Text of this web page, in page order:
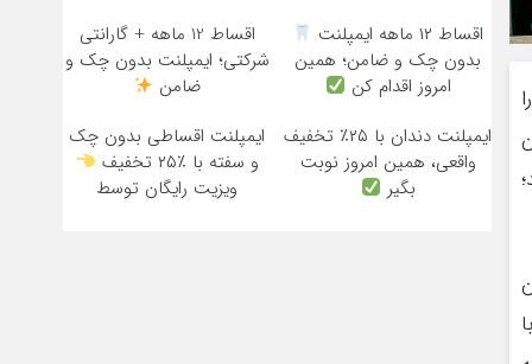
اقساط ۱۲ ماهه ایمپلنت
بدون چک و ضامن؛ همین
امروز اقدام کن
اقساط 12 ماهه + گارانتی
شرکتی؛ ایمپلنت بدون چک و
ضامن
ایمپلنت دندان با ۲۵٪ تخفیف
واقعی، همین امروز نوبت
بگیر
ایمپلنت اقساطی بدون چک
و سفته با ٪۲۵ تخفیف
ویزیت رایگان توسط